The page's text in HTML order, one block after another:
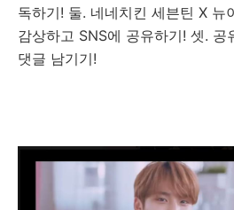
독하기! 둘. 네네치킨 세븐틴 X 뉴
감상하고 SNS에 공유하기! 셋. 공
댓글 남기기!